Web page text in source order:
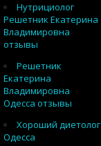
Нутрициолог
Решетник Екатерина
Владимировна
отзывы
Решетник
Екатерина
Владимировна
Одесса отзывы
Хороший диетолог
Одесса